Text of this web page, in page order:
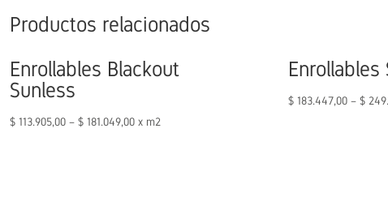
Productos relacionados
Enrollables Blackout
Sunless
$ 113.905,00 – $ 181.049,00 x m2
Enrollables
$183.447,00– $